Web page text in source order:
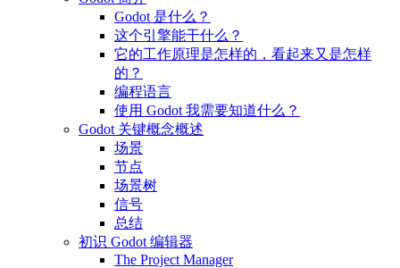
Godot 是什么？
这个引擎能干什么？
它的工作原理是怎样的，看起来又是怎样
的？
编程语言
使用 Godot 我需要知道什么？
Godot 关键概念概述
场景
节点
场景树
信号
总结
初识 Godot 编辑器
The Project Manager